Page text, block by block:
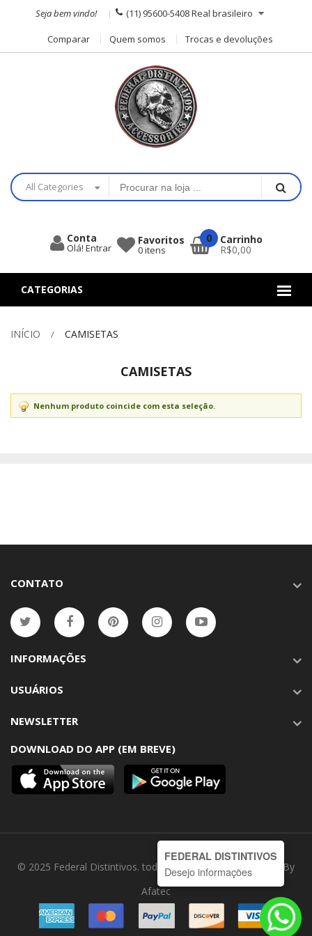
FEDERAL DISTINTIVOS
Desejo informações
Seja bem vindo! (11) 95600-5408Real brasileiro
Comparar Quem somos Trocas e devoluções
All Categories
Conta
Olá! Entrar
Favoritos
0itens
0 Carrinho
R$0,00
CATEGORIAS
INÍCIO CAMISETAS
CAMISETAS
Nenhum produto coincide com esta seleção.
CONTATO
INFORMAÇÕES
USUÁRIOS
NEWSLETTER
DOWNLOAD DO APP (EM BREVE)
© 2025 Federal Distintivos. todos os direitos reservados | By
Afatec